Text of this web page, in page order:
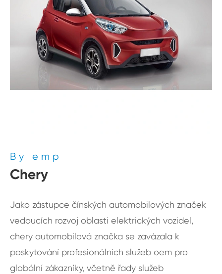
By emp
Chery
Jako zástupce čínských automobilových značek
vedoucích rozvoj oblasti elektrických vozidel,
chery automobilová značka se zavázala k
poskytování profesionálních služeb oem pro
globální zákazníky, včetně řady služeb